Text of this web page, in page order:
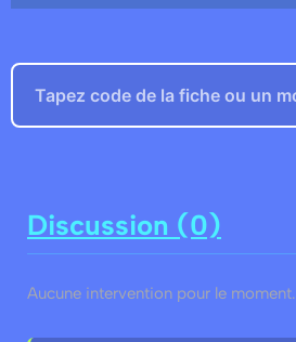
Discussion (0)
Aucune intervention pour le moment.